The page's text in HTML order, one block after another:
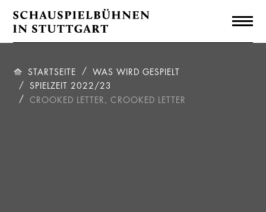
STARTSEITE
WAS WIRD GESPIELT
SPIELZEIT 2022/23
CROOKED LETTER, CROOKED LETTER